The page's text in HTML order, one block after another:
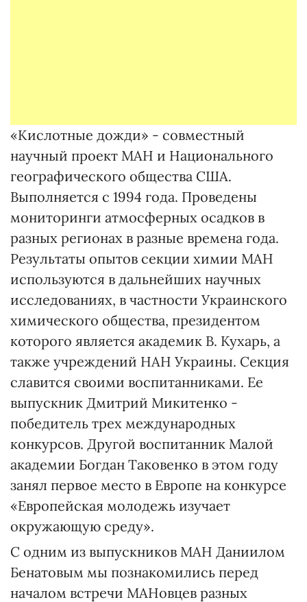
«Кислотные дожди» - совместный
научный проект МАН и Национального
географического общества США.
Выполняется с 1994 года. Проведены
мониторинги атмосферных осадков в
разных регионах в разные времена года.
Результаты опытов секции химии МАН
используются в дальнейших научных
исследованиях, в частности Украинского
химического общества, президентом
которого является академик В. Кухарь, а
также учреждений НАН Украины. Секция
славится своими воспитанниками. Ее
выпускник Дмитрий Микитенко -
победитель трех международных
конкурсов. Другой воспитанник Малой
академии Богдан Таковенко в этом году
занял первое место в Европе на конкурсе
«Европейская молодежь изучает
окружающую среду».
С одним из выпускников МАН Даниилом
Бенатовым мы познакомились перед
началом встречи МАНовцев разных